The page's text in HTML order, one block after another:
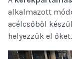
alkalmazott
acélcsőből
helyezzük el őket.